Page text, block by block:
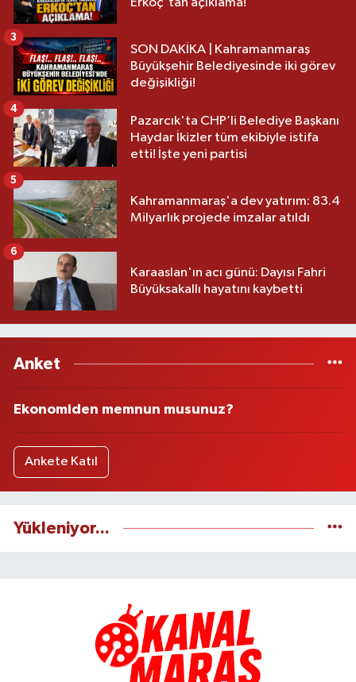
Erkoç'tan açıklama!
SON DAKİKA | Kahramanmaraş
Büyükşehir Belediyesinde iki görev
değişikliği!
3
Pazarcık'ta CHP’li Belediye Başkanı
Haydar İkizler tüm ekibiyle istifa
etti! İşte yeni partisi
4
Kahramanmaraş'a dev yatırım: 83.4
Milyarlık projede imzalar atıldı
5
Karaaslan'ın acı günü: Dayısı Fahri
Büyüksakallı hayatını kaybetti
6
Anket
Ekonomiden memnun musunuz?
Ankete Katıl
Yükleniyor...